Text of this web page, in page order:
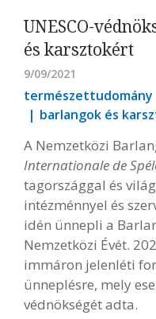
UNESCO-
és karsztokért
9/09/2021
természettudomány
barlangok és
A Nemzetközi
Internationale de
tagországgal és
intézménnyel és
idén ünnepli a
Nemzetközi Évét.
immáron jelenléti
ünneplésre, mely
védnökségét adta.